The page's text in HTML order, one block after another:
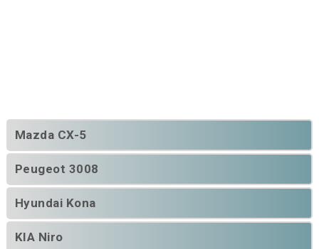
Mazda CX-5
Peugeot 3008
Hyundai Kona
KIA Niro